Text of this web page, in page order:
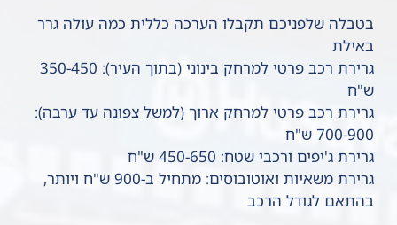
בטבלה שלפניכם תקבלו הערכה כללית כמה עולה גרר
באילת
גרירת רכב פרטי למרחק בינוני (בתוך העיר): 350-450
ש"ח
גרירת רכב פרטי למרחק ארוך (למשל צפונה עד ערבה):
700-900 ש"ח
גרירת ג'יפים ורכבי שטח: 450-650 ש"ח
גרירת משאיות ואוטובוסים: מתחיל ב-900 ש"ח ויותר,
בהתאם לגודל הרכב